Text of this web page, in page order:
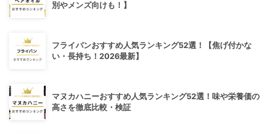
別やメンズ向けも！】
フライパンおすすめ人気ランキング52選！【焦げ付かな
い・長持ち！2026最新】
マヌカハニーおすすめ人気ランキング52選！味や栄養価の
高さを徹底比較・検証